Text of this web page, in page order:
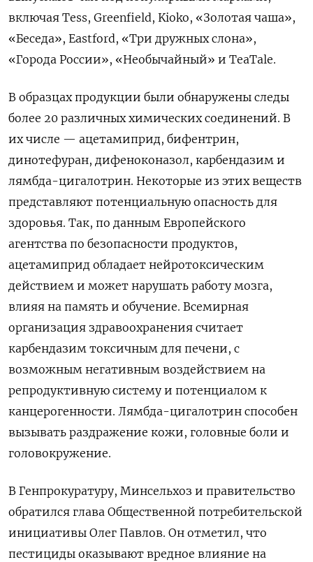
включая Tess, Greenfield, Kioko, «Золотая чаша»,
«Беседа», Eastford, «Три дружных слона»,
«Города России», «Необычайный» и TeaTale.
В образцах продукции были обнаружены следы
более 20 различных химических соединений. В
их числе — ацетамиприд, бифентрин,
динотефуран, дифеноконазол, карбендазим и
лямбда-цигалотрин. Некоторые из этих веществ
представляют потенциальную опасность для
здоровья. Так, по данным Европейского
агентства по безопасности продуктов,
ацетамиприд обладает нейротоксическим
действием и может нарушать работу мозга,
влияя на память и обучение. Всемирная
организация здравоохранения считает
карбендазим токсичным для печени, с
возможным негативным воздействием на
репродуктивную систему и потенциалом к
канцерогенности. Лямбда-цигалотрин способен
вызывать раздражение кожи, головные боли и
головокружение.
В Генпрокуратуру, Минсельхоз и правительство
обратился глава Общественной потребительской
инициативы Олег Павлов. Он отметил, что
пестициды оказывают вредное влияние на